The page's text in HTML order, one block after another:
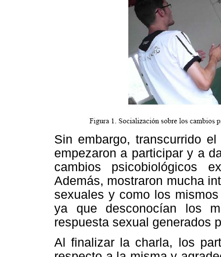
Sin embargo, transcurrido
empezaron a participar y a
cambios psicobiológicos
Además, mostraron mucha
sexuales y como los
ya que desconocían los
respuesta sexual generados
Al finalizar la charla, los